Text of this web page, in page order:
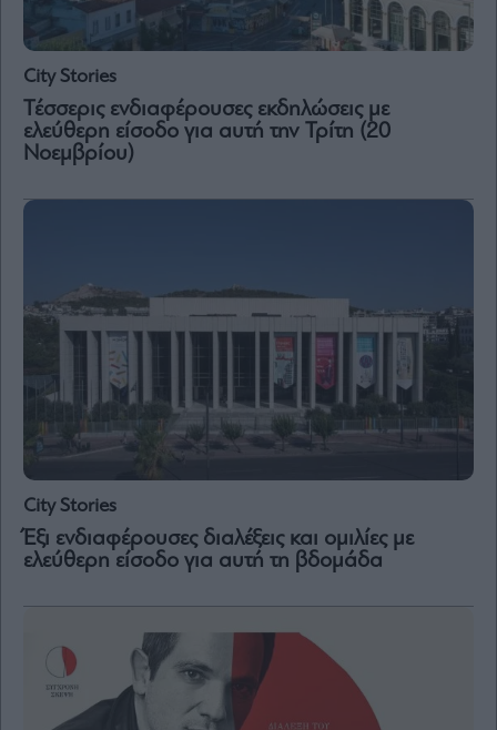
City Stories
Τέσσερις ενδιαφέρουσες εκδηλώσεις με
ελεύθερη είσοδο για αυτή την Τρίτη (20
Νοεμβρίου)
City Stories
Έξι ενδιαφέρουσες διαλέξεις και ομιλίες με
ελεύθερη είσοδο για αυτή τη βδομάδα